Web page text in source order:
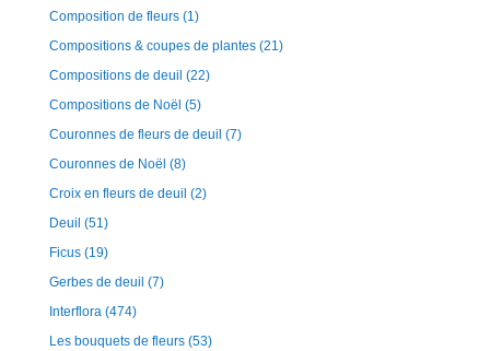
Composition de fleurs (1)
Compositions & coupes de plantes (21)
Compositions de deuil (22)
Compositions de Noël (5)
Couronnes de fleurs de deuil (7)
Couronnes de Noël (8)
Croix en fleurs de deuil (2)
Deuil (51)
Ficus (19)
Gerbes de deuil (7)
Interflora (474)
Les bouquets de fleurs (53)